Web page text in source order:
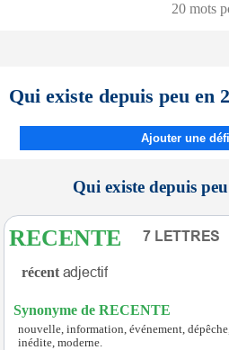
20 mots
Qui existe depuis peu en
Ajouter une
Qui existe depuis
RECENTE
récent
Synonyme de RECENTE
nouvelle, information, événement,
inédite, moderne.